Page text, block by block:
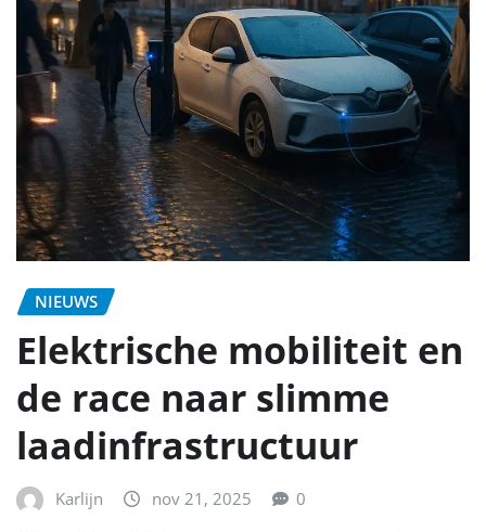
NIEUWS
Elektrische mobiliteit en
de race naar slimme
laadinfrastructuur
Karlijn nov 21, 2025 0